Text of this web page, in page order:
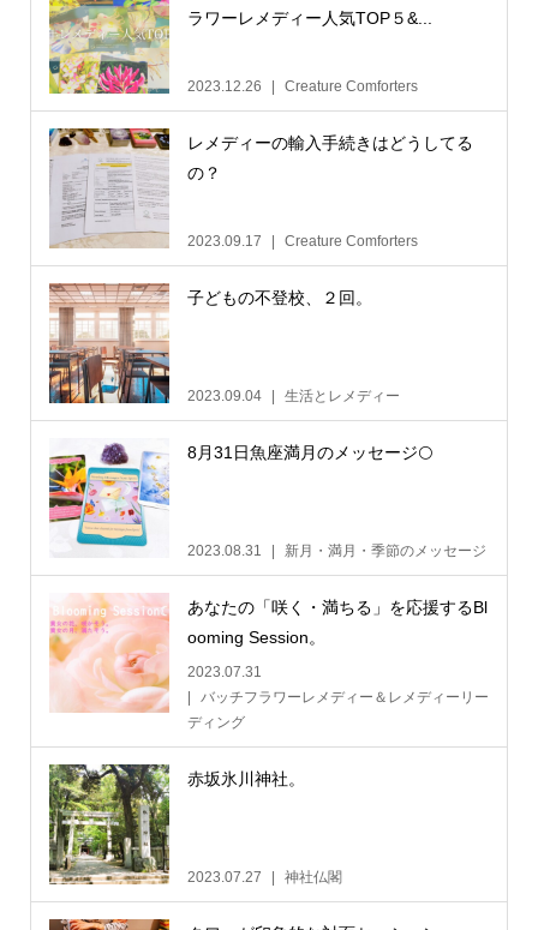
ラワーレメディー人気TOP５&...
2023.12.26 Creature Comforters
レメディーの輸入手続きはどうしてる
の？
2023.09.17 Creature Comforters
子どもの不登校、２回。
2023.09.04 生活とレメディー
8月31日魚座満月のメッセージ🌕
2023.08.31 新月・満月・季節のメッセージ
あなたの「咲く・満ちる」を応援するBl
ooming Session。
2023.07.31
バッチフラワーレメディー＆レメディーリー
ディング
赤坂氷川神社。
2023.07.27 神社仏閣